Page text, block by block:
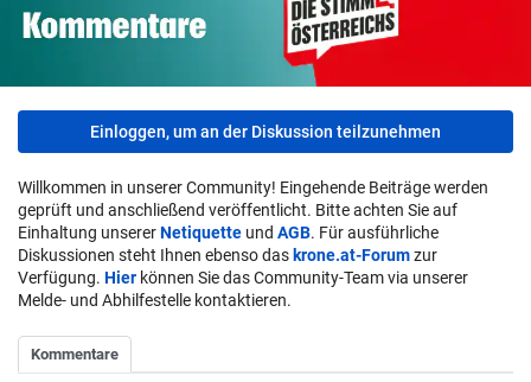
Einloggen, um an der Diskussion teilzunehmen
Willkommen in unserer Community! Eingehende Beiträge werden
geprüft und anschließend veröffentlicht. Bitte achten Sie auf
Einhaltung unsererNetiquette und AGB. Für ausführliche
Diskussionen steht Ihnen ebenso das krone.at-Forumzur
Verfügung. Hier können Sie das Community-Team via unserer
Melde- und Abhilfestelle kontaktieren.